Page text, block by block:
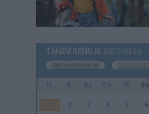
TANÉV RENDJE 2025/2026
H. K. Sz. Cs. P. Sz.
1 2 3 4 5 6